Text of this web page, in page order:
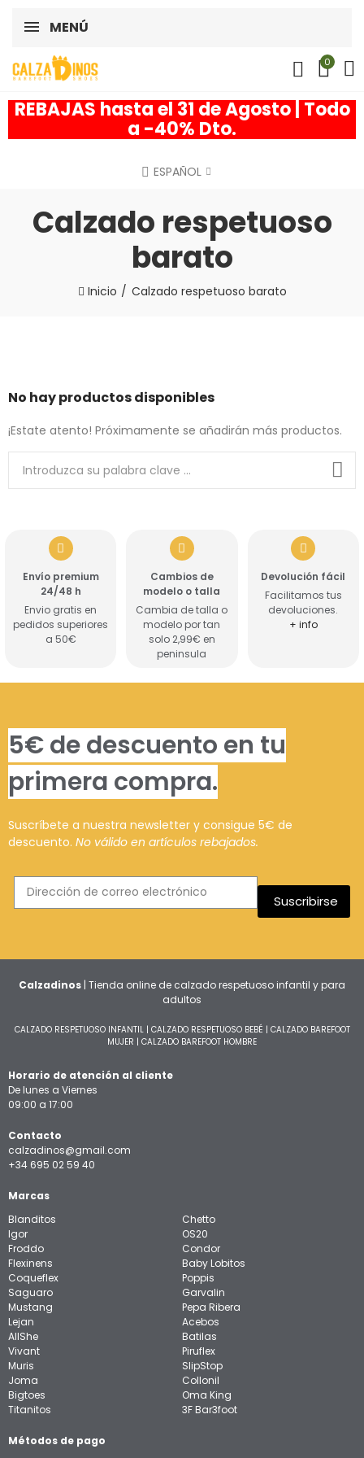
MENÚ
0
REBAJAS hasta el 31 de Agosto | Todo
a -40% Dto.
ESPAÑOL
Calzado respetuoso
barato
Inicio Calzado respetuoso barato
No hay productos disponibles
¡Estate atento! Próximamente se añadirán más productos.
Envío premium
24/48 h
Envio gratis en
pedidos superiores
a 50€
Cambios de
modelo o talla
Cambia de talla o
modelo por tan
solo 2,99€ en
peninsula
Devolución fácil
Facilitamos tus
devoluciones.
+ info
5€ de descuento en tu
primera compra.
Suscríbete a nuestra newsletter y consigue 5€ de
descuento. No válido en artículos rebajados.
Suscribirse
Calzadinos | Tienda online de calzado respetuoso infantil y para
adultos
CALZADO RESPETUOSO INFANTIL| CALZADO RESPETUOSO BEBÉ | CALZADO BAREFOOT
MUJER | CALZADO BAREFOOT HOMBRE
Horario de atención al cliente
De lunes a Viernes
09:00 a 17:00
Contacto
calzadinos@gmail.com
+34 695 02 59 40
Marcas
Blanditos
Igor
Froddo
Flexinens
Coqueflex
Saguaro
Mustang
Lejan
AllShe
Vivant
Muris
Joma
Bigtoes
Titanitos
Chetto
OS20
Condor
Baby Lobitos
Poppis
Garvalin
Pepa Ribera
Acebos
Batilas
Piruflex
SlipStop
Collonil
Oma King
3F Bar3foot
Métodos de pago